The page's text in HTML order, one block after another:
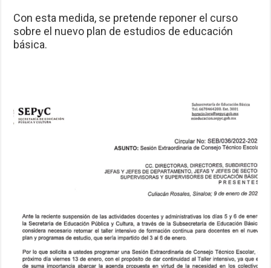
Con esta medida, se pretende reponer el curso
sobre el nuevo plan de estudios de educación
básica.